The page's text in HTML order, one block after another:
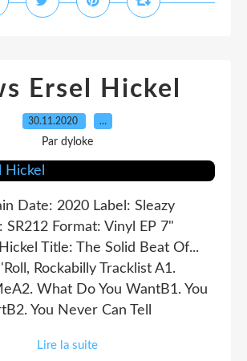
Ersel Hickel
30.11.2020 …
Par dyloke
Date: 2020 Label: Sleazy
SR212 Format: Vinyl EP 7"
Title: The Solid Beat Of...
Rockabilly Tracklist A1.
What Do You WantB1. You
You Never Can Tell
Lire la suite